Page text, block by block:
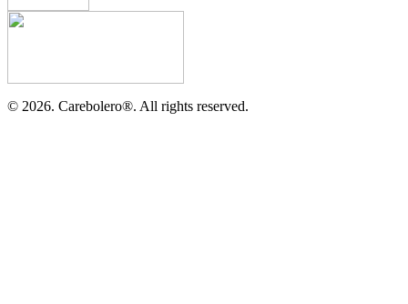
© 2026. Carebolero®. All rights reserved.